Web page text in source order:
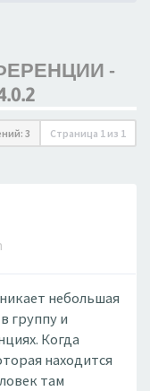
-
3 Страница 1 из 1
небольшая
группу и
Когда
находится
там